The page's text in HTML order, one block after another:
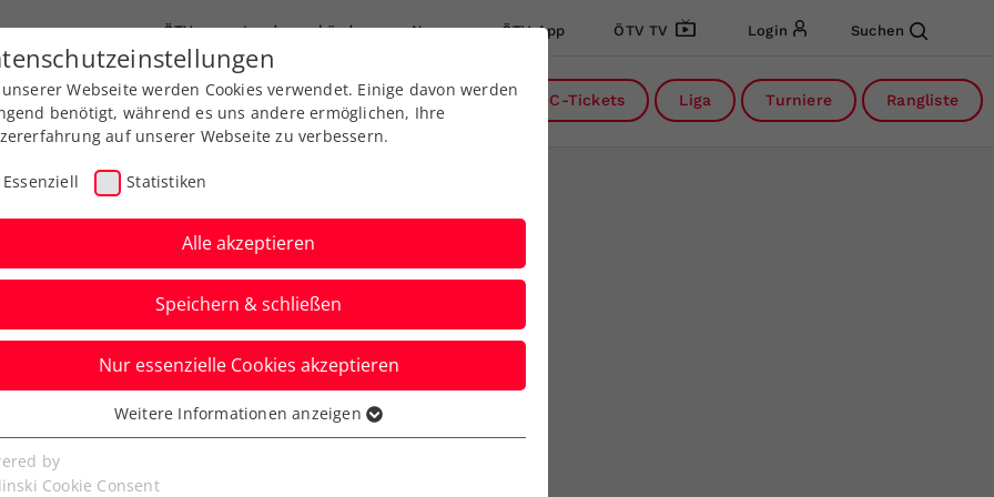
ÖTV Landesverbände News ÖTV App ÖTV TV Login Suchen
Ausbildung Services Über uns DC-Tickets Liga Turniere Rangliste
in
Jürgen on Tour ist
Webseite werden Cookies verwendet. Einige davon werden
benötigt, während es uns andere ermöglichen, Ihre
auf unserer Webseite zu verbessern.
Essenziell Statistiken
Alle akzeptieren
Speichern & schließen
Nur essenzielle Cookies akzeptieren
Cookies werden für grundlegende Funktionen der
benötigt. Dadurch ist gewährleistet, dass die Webseite
Weitere Informationen anzeigen
by
Cookie Consent